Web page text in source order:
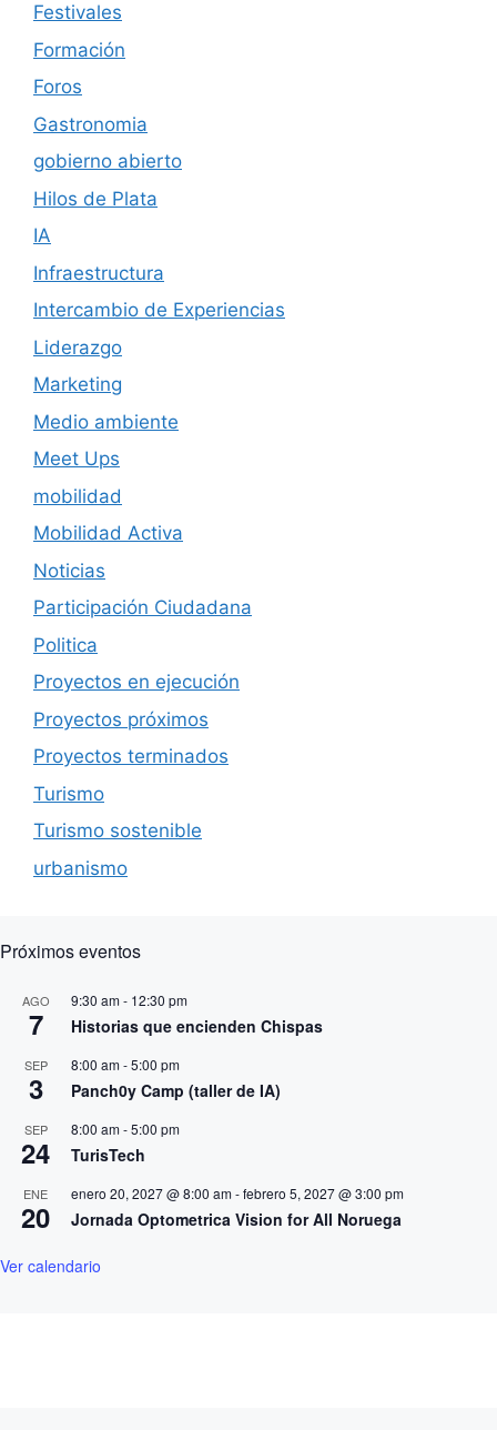
Festivales
Formación
Foros
Gastronomia
gobierno abierto
Hilos de Plata
IA
Infraestructura
Intercambio de Experiencias
Liderazgo
Marketing
Medio ambiente
Meet Ups
mobilidad
Mobilidad Activa
Noticias
Participación Ciudadana
Politica
Proyectos en ejecución
Proyectos próximos
Proyectos terminados
Turismo
Turismo sostenible
urbanismo
Próximos eventos
AGO
7
9:30 am- 12:30 pm
Historias que encienden Chispas
SEP
3
8:00 am-5:00 pm
Panch0y Camp (taller de IA)
SEP
24
8:00 am-5:00 pm
TurisTech
ENE
20
enero 20, 2027 @ 8:00 am-febrero 5, 2027 @ 3:00 pm
Jornada Optometrica Vision for All Noruega
Ver calendario